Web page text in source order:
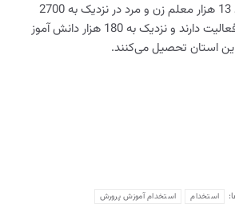
وی عنوان داشت: حدود 13 هزار معلم زن و مرد در نزدیک به 2700
مدرسه استان خراسان فعالیت دارند و نزدیک به 180 هزار دانش آموز
استان تحصیل می‌کنند.
استخدام استخدام آموزش پرورش